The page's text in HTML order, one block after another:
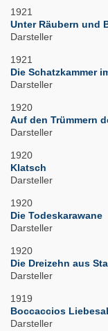
1921
Unter Räubern und
Darsteller
1921
Die Schatzkammer
Darsteller
1920
Auf den Trümmern
Darsteller
1920
Klatsch
Darsteller
1920
Die Todeskarawane
Darsteller
1920
Die Dreizehn aus
Darsteller
1919
Boccaccios
Darsteller